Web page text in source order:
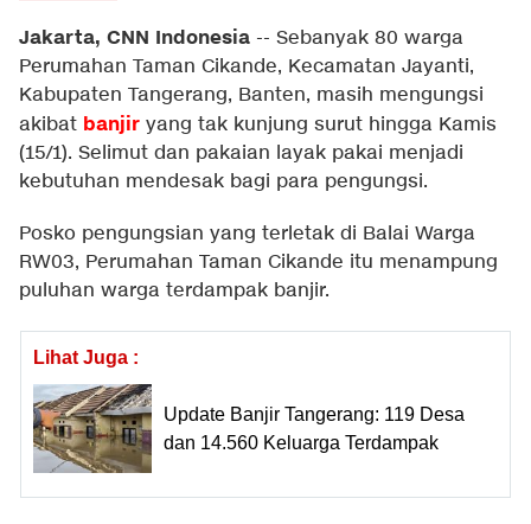
Jakarta, CNN Indonesia -- Sebanyak 80 warga
Perumahan Taman Cikande, Kecamatan Jayanti,
Kabupaten Tangerang, Banten, masih mengungsi
akibat banjir yang tak kunjung surut hingga Kamis
(15/1). Selimut dan pakaian layak pakai menjadi
kebutuhan mendesak bagi para pengungsi.
Posko pengungsian yang terletak di Balai Warga
RW03, Perumahan Taman Cikande itu menampung
puluhan warga terdampak banjir.
Lihat Juga :
Update Banjir Tangerang: 119 Desa
dan 14.560 Keluarga Terdampak